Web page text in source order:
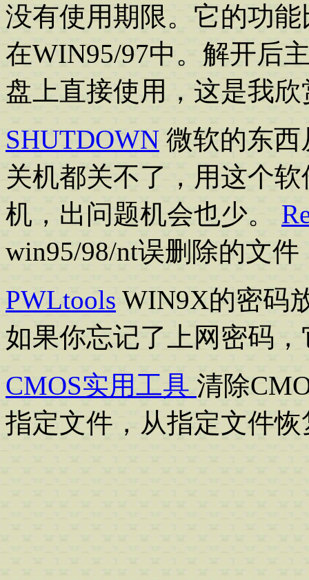
没有使用期限。它的功
在WIN95/97中。解开后
盘上直接使用，这是我
SHUTDOWN 微软的东
关机都关不了，用这个
机，出问题机会也少。
win95/98/nt误删除的文件
PWLtools WIN9X的密码
如果你忘记了上网密码
CMOS实用工具 清除
指定文件，从指定文件